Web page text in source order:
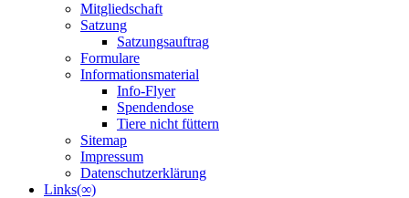
Mitgliedschaft
Satzung
Satzungsauftrag
Formulare
Informationsmaterial
Info-Flyer
Spendendose
Tiere nicht füttern
Sitemap
Impressum
Datenschutzerklärung
Links(∞)